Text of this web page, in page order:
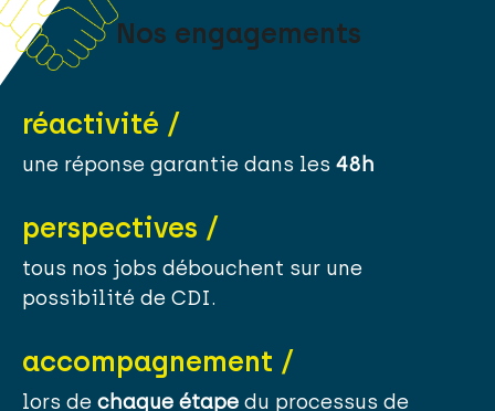
Nos engagements
réactivité /
une réponse garantie dans les48h
perspectives /
tous nos jobs débouchent sur une
possibilité de CDI.
accompagnement /
lors dechaque étape du processus de